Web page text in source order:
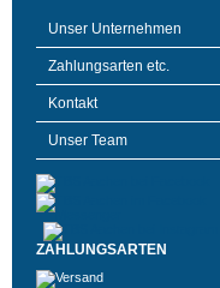
Unser Unternehmen
Zahlungsarten etc.
Kontakt
Unser Team
ZAHLUNGSARTEN